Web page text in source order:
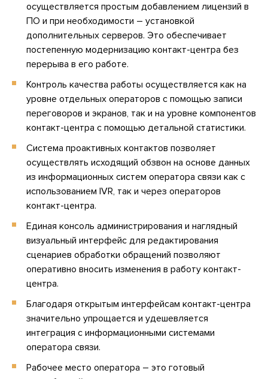
осуществляется простым добавлением лицензий в
ПО и при необходимости – установкой
дополнительных серверов. Это обеспечивает
постепенную модернизацию контакт-центра без
перерыва в его работе.
Контроль качества работы осуществляется как на
уровне отдельных операторов с помощью записи
переговоров и экранов, так и на уровне компонентов
контакт-центра с помощью детальной статистики.
Система проактивных контактов позволяет
осуществлять исходящий обзвон на основе данных
из информационных систем оператора связи как с
использованием IVR, так и через операторов
контакт-центра.
Единая консоль администрирования и наглядный
визуальный интерфейс для редактирования
сценариев обработки обращений позволяют
оперативно вносить изменения в работу контакт-
центра.
Благодаря открытым интерфейсам контакт-центра
значительно упрощается и удешевляется
интеграция с информационными системами
оператора связи.
Рабочее место оператора – это готовый